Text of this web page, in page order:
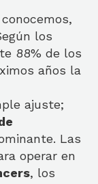
los
88% de los
años la
ajuste;
Las
operar en
, los